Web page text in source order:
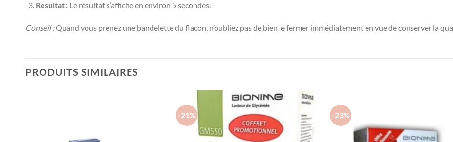
Résultat :Le résultat s’affiche en environ 5 secondes.
Conseil :Quand vous prenez une bandelette du flacon, n’oubliez pas de bien le fermer immédiatement en vue de conserver la
PRODUITS SIMILAIRES
-21% -23%